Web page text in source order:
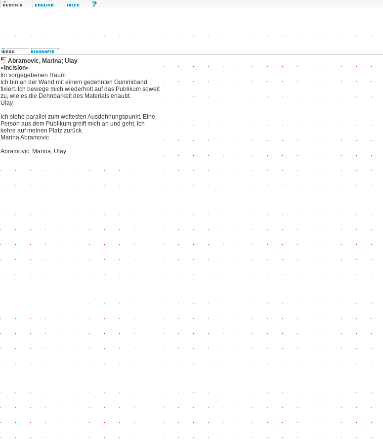
Abramovic, Marina; Ulay
»Incision«
Im vorgegebenen Raum
Ich bin an der Wand mit einem gedehnten Gummiband
fixiert. Ich bewege mich wiederholt auf das Publikum soweit
zu, wie es die Dehnbarkeit des Materials erlaubt.
Ulay
Ich stehe parallel zum weitesten Ausdehnungspunkt. Eine
Person aus dem Publikum greift mich an und geht. Ich
kehre auf meinen Platz zurück.
Marina Abramovic
Abramovic, Marina; Ulay